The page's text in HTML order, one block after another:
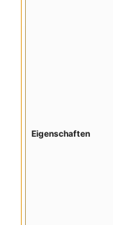
Eigenschaften